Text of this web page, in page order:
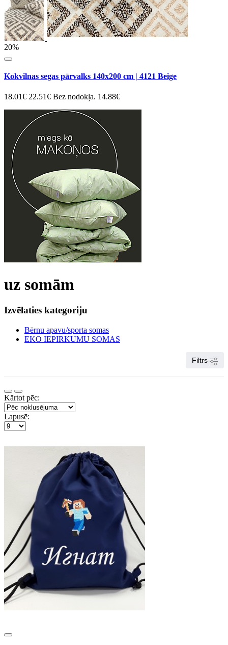
20%
Kokvilnas segas pārvalks 140x200 cm | 4121 Beige
18.01€ 22.51€ Bez nodokļa. 14.88€
uz somām
Izvēlaties kategoriju
Bērnu apavu/sporta somas
EKO IEPIRKUMU SOMAS
Filtrs
Kārtot pēc:
Lapusē: